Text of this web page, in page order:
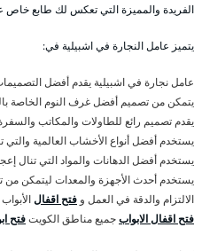
الفريدة والمميزة التي تعكس لك طابع خاص
يتميز عامل النجارة في اشبيلية في:
عامل نجارة في اشبيلية يقدم أفضل
يتمكن من تصميم أفضل غرف النوم الخاصة
يقدم تصميم رائع للطاولات والمكاتب
يستخدم أفضل أنواع الأخشاب العالمية
يستخدم أفضل الدهانات والمواد التي تنال
يستخدم أحدث الأجهزة والمعدات ليتمكن
الالتزام والدقة في العمل و فتح اقفال
فتح اقفال الابوابجميع مناطق الكويتفتح